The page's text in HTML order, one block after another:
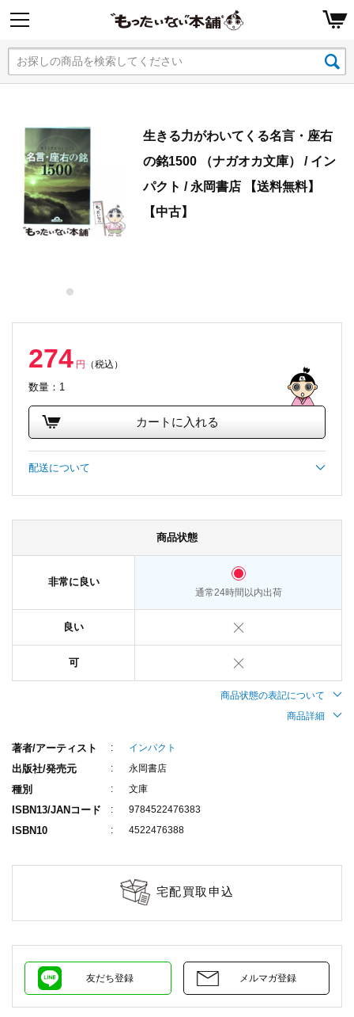
生きる力がわいてくる名言・座右
の銘1500 （ナガオカ文庫） / イン
パクト / 永岡書店 【送料無料】
【中古】
274 円 （税込）
数量：1
カートに入れる
配送について
商品状態
非常に良い
通常24時間以内出荷
良い
可
商品状態の表記について
商品詳細
著者/アーティスト インパクト
出版社/発売元 永岡書店
種別 文庫
ISBN13/JANコード 9784522476383
ISBN10 4522476388
宅配買取申込
友だち登録 メルマガ登録